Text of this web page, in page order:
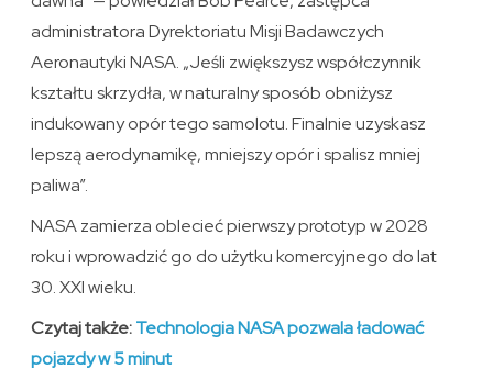
administratora Dyrektoriatu Misji Badawczych
Aeronautyki NASA. „Jeśli zwiększysz współczynnik
kształtu skrzydła, w naturalny sposób obniżysz
indukowany opór tego samolotu. Finalnie uzyskasz
lepszą aerodynamikę, mniejszy opór i spalisz mniej
paliwa”.
NASA zamierza oblecieć pierwszy prototyp w 2028
roku i wprowadzić go do użytku komercyjnego do lat
30. XXI wieku.
Czytaj także:Technologia NASA pozwala ładować
pojazdy w 5 minut